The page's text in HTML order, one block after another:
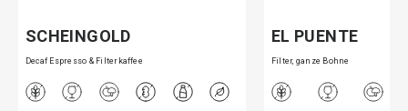
SCHEINGOLD
Decaf Espresso & Filterkaffee
EL PUENTE
Filter, ganze Bohne